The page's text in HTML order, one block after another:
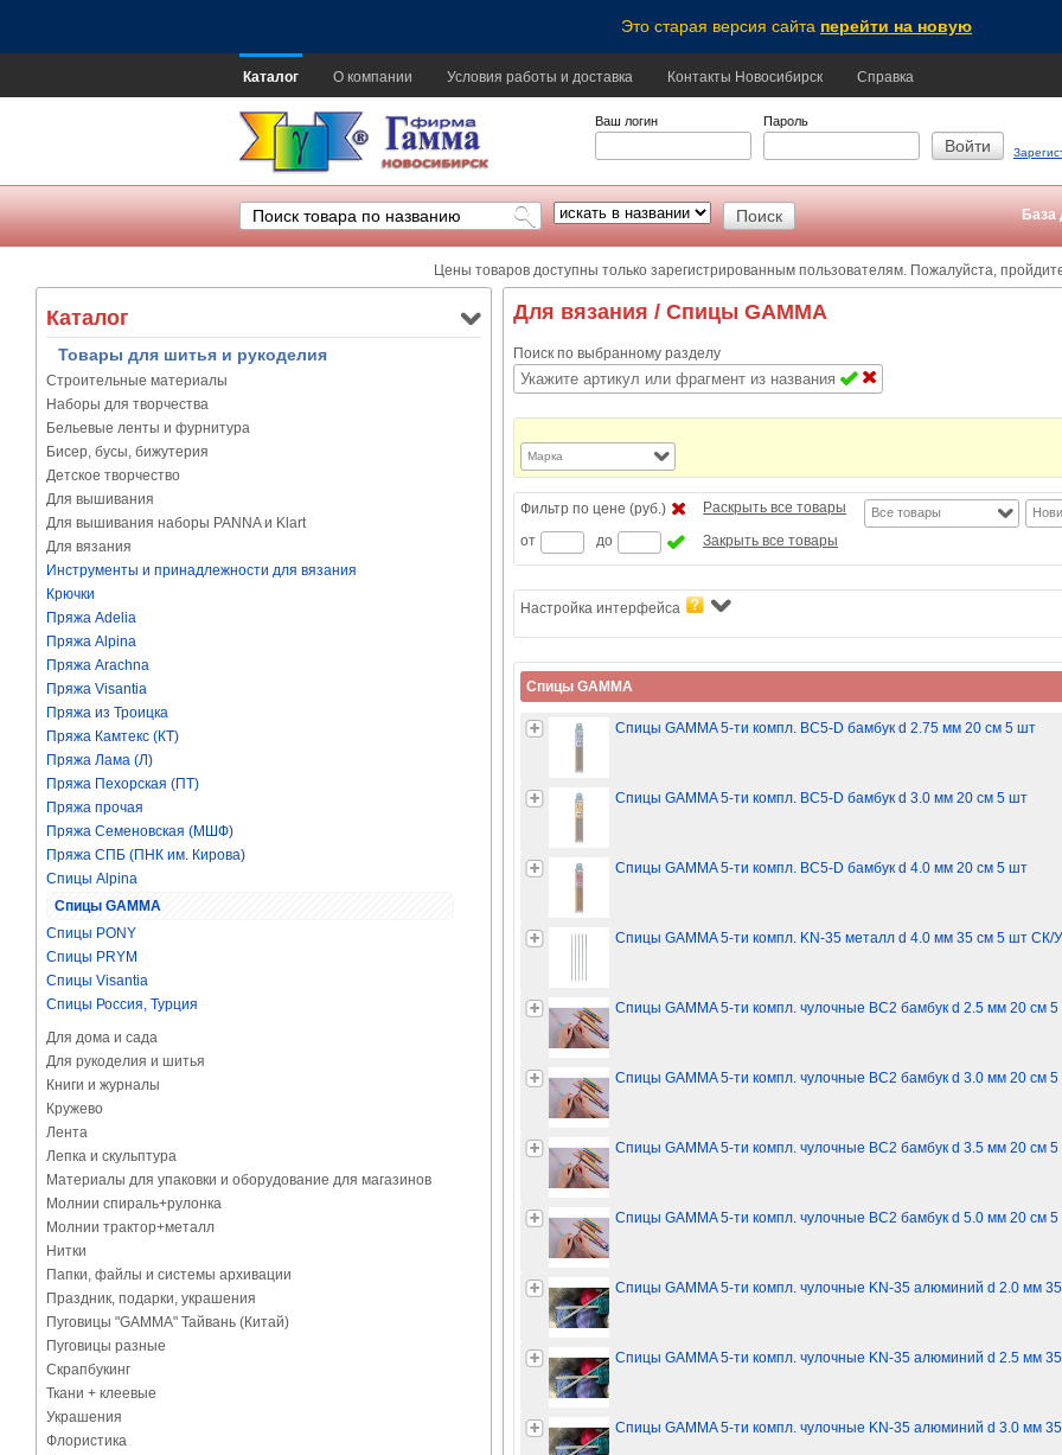
Это старая версия сайта перейти на новую
Каталог О компании Условия работы и доставка Контакты Новосибирск Справка
Ваш логин Пароль
База
Цены товаров доступны только зарегистрированным пользователям. Пожалуйста,
Каталог
Товары для шитья и рукоделия
Строительные материалы
Наборы для творчества
Бельевые ленты и фурнитура
Бисер, бусы, бижутерия
Детское творчество
Для вышивания
Для вышивания наборы PANNA и Klart
Для вязания
Инструменты и принадлежности для вязания
Крючки
Пряжа Adelia
Пряжа Alpina
Пряжа Arachna
Пряжа Visantia
Пряжа из Троицка
Пряжа Камтекс (КТ)
Пряжа Лама (Л)
Пряжа Пехорская (ПТ)
Пряжа прочая
Пряжа Семеновская (МШФ)
Пряжа СПБ (ПНК им. Кирова)
Спицы Alpina
Спицы GAMMA
Спицы PONY
Спицы PRYM
Спицы Visantia
Спицы Россия, Турция
Для дома и сада
Для рукоделия и шитья
Книги и журналы
Кружево
Лента
Лепка и скульптура
Материалы для упаковки и оборудование для магазинов
Молнии спираль+рулонка
Молнии трактор+металл
Нитки
Папки, файлы и системы архивации
Праздник, подарки, украшения
Пуговицы "GAMMA" Тайвань (Китай)
Пуговицы разные
Скрапбукинг
Ткани + клеевые
Украшения
Флористика
Для вязания / Спицы GAMMA
Поиск по выбранному разделу
Марка
Фильтр по цене (руб.)
от
до
Раскрыть все товары
Закрыть все товары
Все товары
Настройка интерфейса
Спицы GAMMA
Спицы GAMMA 5-ти компл. BC5-D бамбук d 2.75 мм 20 см 5 шт
Спицы GAMMA 5-ти компл. BC5-D бамбук d 3.0 мм 20 см 5 шт
Спицы GAMMA 5-ти компл. BC5-D бамбук d 4.0 мм 20 см 5 шт
Спицы GAMMA 5-ти компл. KN-35 металл d 4.0 мм 35 см 5 шт СК/
Спицы GAMMA 5-ти компл. чулочные BC2 бамбук d 2.5 мм 20 см
Спицы GAMMA 5-ти компл. чулочные BC2 бамбук d 3.0 мм 20 см
Спицы GAMMA 5-ти компл. чулочные BC2 бамбук d 3.5 мм 20 см
Спицы GAMMA 5-ти компл. чулочные BC2 бамбук d 5.0 мм 20 см
Спицы GAMMA 5-ти компл. чулочные KN-35 алюминий d 2.0 мм
Спицы GAMMA 5-ти компл. чулочные KN-35 алюминий d 2.5 мм
Спицы GAMMA 5-ти компл. чулочные KN-35 алюминий d 3.0 мм